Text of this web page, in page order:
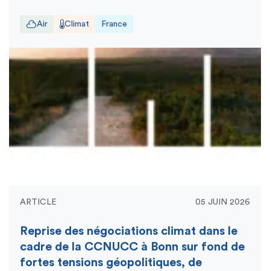
Air Climat France
ARTICLE 05 JUIN 2026
Reprise des négociations climat dans le
cadre de la CCNUCC à Bonn sur fond de
fortes tensions géopolitiques, de